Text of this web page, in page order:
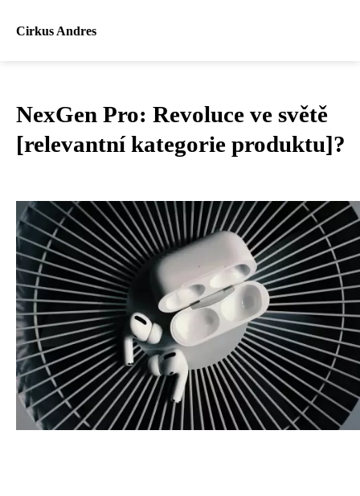
Cirkus Andres
NexGen Pro: Revoluce ve světě
[relevantní kategorie produktu]?